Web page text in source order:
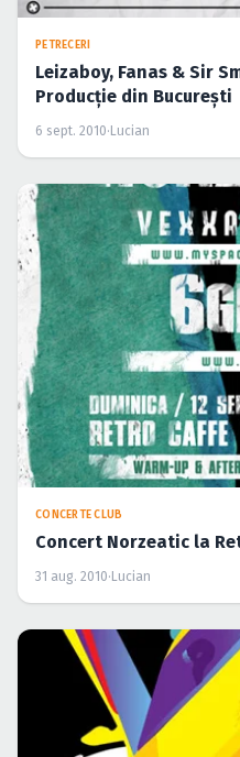
Caută în site...
PETRECERI
Leizaboy, Fanas & Sir
Producţie din Bucureşti
6 sept. 2010· Lucian
CONCERTE CLUB
Concert Norzeatic la
31 aug. 2010· Lucian